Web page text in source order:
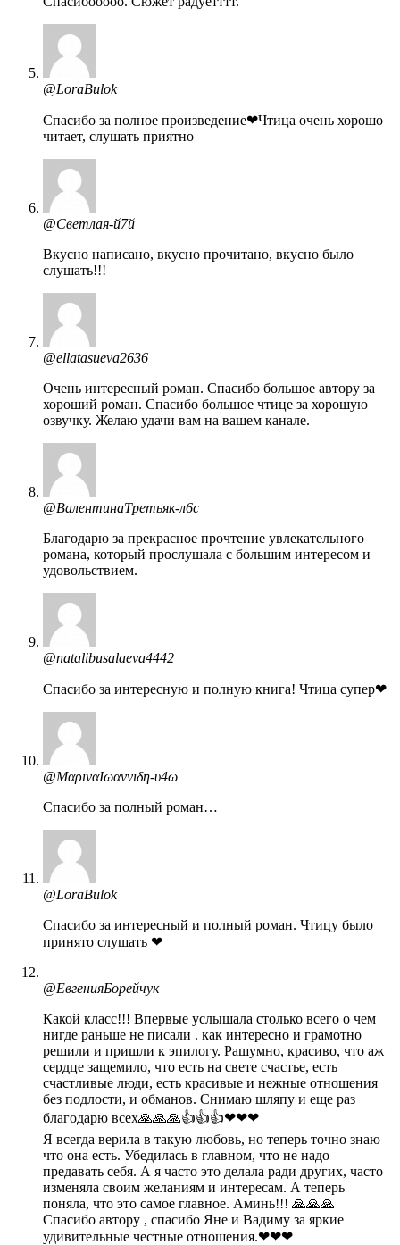
@LoraBulok
Спасибо за полное произведение❤Чтица очень хорошо
читает, слушать приятно
@Светлая-й7й
Вкусно написано, вкусно прочитано, вкусно было
слушать!!!
@ellatasueva2636
Очень интересный роман. Спасибо большое автору за
хороший роман. Спасибо большое чтице за хорошую
озвучку. Желаю удачи вам на вашем канале.
@ВалентинаТретьяк-л6с
Благодарю за прекрасное прочтение увлекательного
романа, который прослушала с большим интересом и
удовольствием.
@natalibusalaeva4442
Спасибо за интересную и полную книга! Чтица супер❤
@ΜαριναΙωαννιδη-υ4ω
Спасибо за полный роман…
@LoraBulok
Спасибо за интересный и полный роман. Чтицу было
принято слушать ❤
@ЕвгенияБорейчук
Какой класс!!! Впервые услышала столько всего о чем
нигде раньше не писали . как интересно и грамотно
решили и пришли к эпилогу. Рашумно, красиво, что аж
сердце защемило, что есть на свете счастье, есть
счастливые люди, есть красивые и нежные отношения
без подлости, и обманов. Снимаю шляпу и еще раз
благодарю всех🙏🙏🙏👍👍👍❤❤❤
Я всегда верила в такую любовь, но теперь точно знаю
что она есть. Убедилась в главном, что не надо
предавать себя. А я часто это делала ради других, часто
изменяла своим желаниям и интересам. А теперь
поняла, что это самое главное. Аминь!!! 🙏🙏🙏
Спасибо автору , спасибо Яне и Вадиму за яркие
удивительные честные отношения.❤❤❤